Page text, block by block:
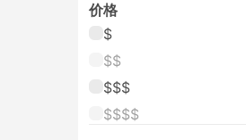
价格
$
$$
$$$
$$$$